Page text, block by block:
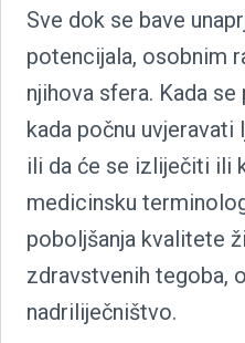
Sve dok se bave
potencijala, osobnim
njihova sfera. Kada
kada počnu
ili da će se izliječiti ili
medicinsku
poboljšanja kvalitete
zdravstvenih tegoba,
nadriliječništvo.